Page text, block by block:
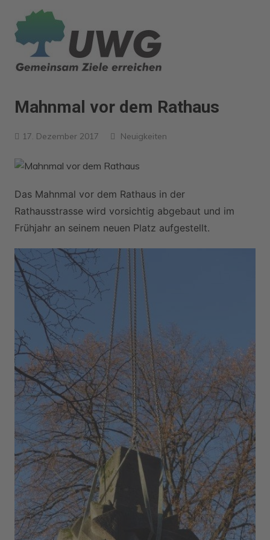
Inhalt
springen
Mahnmal vor dem Rathaus
17. Dezember 2017 Neuigkeiten
Das Mahnmal vor dem Rathaus in der
Rathausstrasse wird vorsichtig abgebaut und im
Frühjahr an seinem neuen Platz aufgestellt.